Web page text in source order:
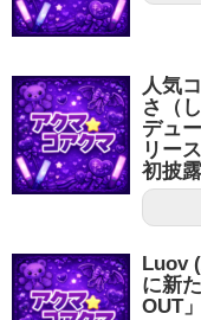
人気
さ（
デュ
リー
初披
Luov
に新
OUT